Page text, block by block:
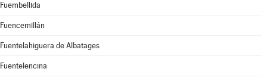
Fuembellida
Fuencemillán
Fuentelahiguera de Albatages
Fuentelencina